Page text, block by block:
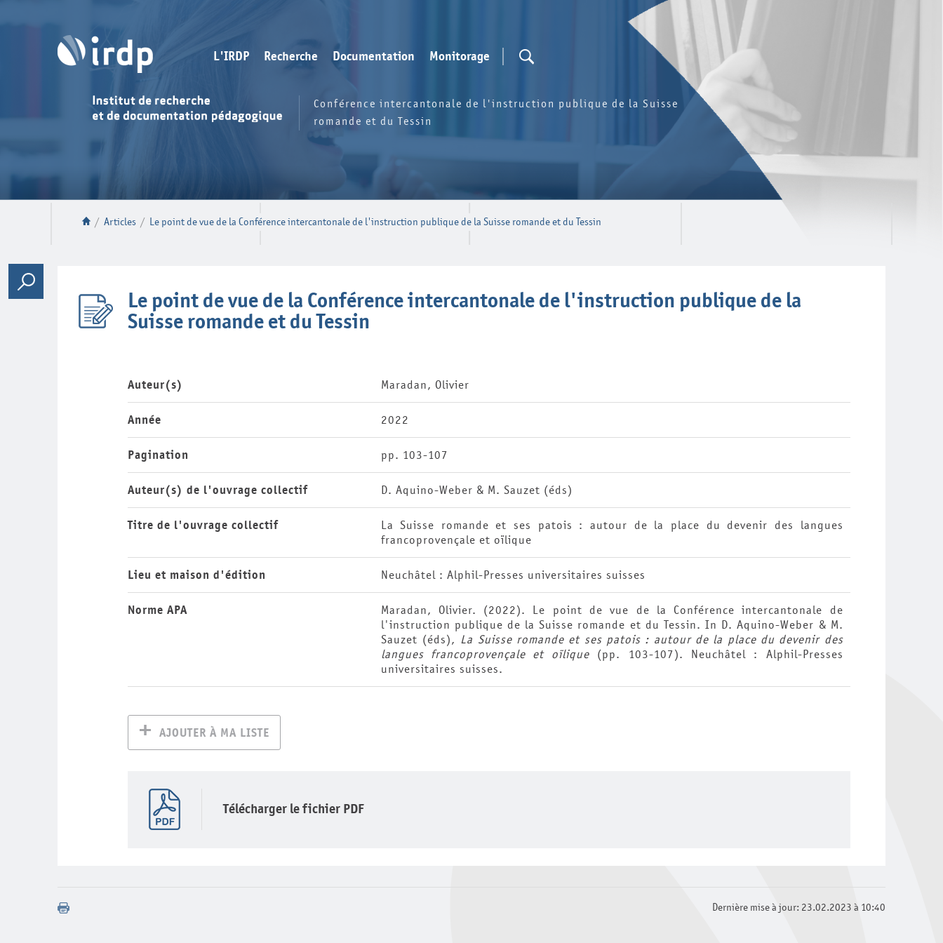
L'IRDP Recherche Documentation Monitorage
Conférence intercantonale de l'instruction publique de la Suisse
romande et du Tessin
/ Articles / Le point de vue de la Conférence intercantonale de l'instruction publique de la Suisse romande et du Tessin
Le point de vue de la Conférence intercantonale de l'instruction publique de la
Suisse romande et du Tessin
Auteur(s) Maradan, Olivier
Année 2022
Pagination pp. 103-107
Auteur(s) de l'ouvrage collectif D. Aquino-Weber & M. Sauzet (éds)
Titre de l'ouvrage collectif
La Suisse romande et ses patois : autour de la place du devenir des langues
francoprovençale et oïlique
Lieu et maison d'édition Neuchâtel : Alphil-Presses universitaires suisses
Norme APA
Maradan, Olivier. (2022). Le point de vue de la Conférence intercantonale de
l'instruction publique de la Suisse romande et du Tessin. In D. Aquino-Weber & M.
Sauzet (éds),
La Suisse romande et ses patois : autour de la place du devenir des
langues francoprovençale et oïlique(pp. 103-107). Neuchâtel : Alphil-Presses
universitaires suisses.
AJOUTER À MA LISTE
Télécharger le fichier PDF
Dernière mise à jour: 23.02.2023 à 10:40